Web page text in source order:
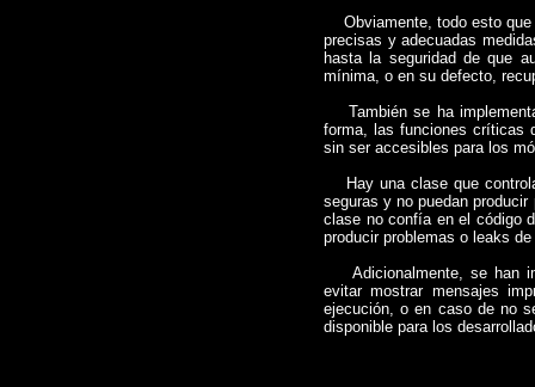
Obviamente, todo esto que
precisas y adecuadas
hasta la seguridad de que
mínima, o en su defecto,
También se ha
forma, las funciones críticas
sin ser accesibles para los
Hay una clase que
seguras y no puedan
clase no confía en el código
producir problemas o leaks
Adicionalmente, se han
evitar mostrar mensajes
ejecución, o en caso de no
disponible para los